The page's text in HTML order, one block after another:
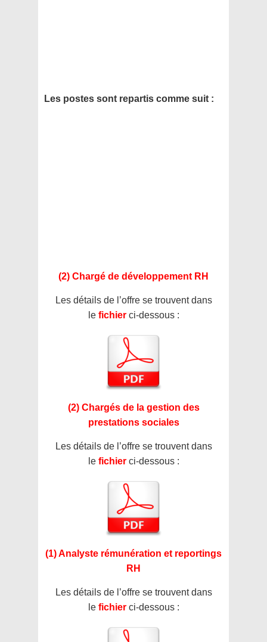
Les postes sont repartis comme suit :
(2) Chargé de développement RH
Les détails de l’offre se trouvent dans
le fichier ci-dessous :
(2) Chargés de la gestion des
prestations sociales
Les détails de l’offre se trouvent dans
le fichier ci-dessous :
(1) Analyste rémunération et reportings
RH
Les détails de l’offre se trouvent dans
le fichier ci-dessous :